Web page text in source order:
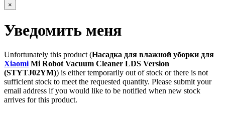
×
Уведомить меня
Unfortunately this product (Насадка для влажной уборки для
Xiaomi Mi Robot Vacuum Cleaner LDS Version
(STYTJ02YM)) is either temporarily out of stock or there is not
sufficient stock to meet the requested quantity. Please submit your
email address if you would like to be notified when new stock
arrives for this product.